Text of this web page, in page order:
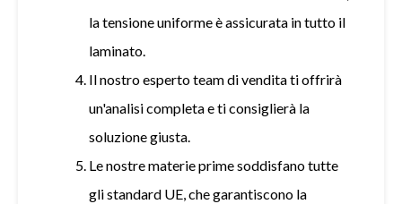
la tensione uniforme è assicurata in tutto il
laminato.
Il nostro esperto team di vendita ti offrirà
un'analisi completa e ti consiglierà la
soluzione giusta.
Le nostre materie prime soddisfano tutte
gli standard UE, che garantiscono la